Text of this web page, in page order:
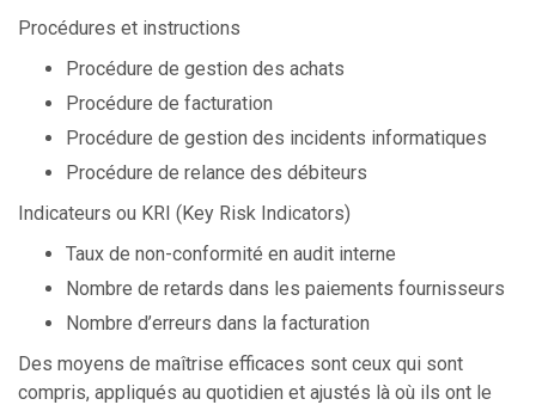
Procédures et instructions
Procédure de gestion des achats
Procédure de facturation
Procédure de gestion des incidents informatiques
Procédure de relance des débiteurs
Indicateurs ou KRI (Key Risk Indicators)
Taux de non-conformité en audit interne
Nombre de retards dans les paiements fournisseurs
Nombre d’erreurs dans la facturation
Des moyens de maîtrise efficaces sont ceux qui sont
compris, appliqués au quotidien et ajustés là où ils ont le